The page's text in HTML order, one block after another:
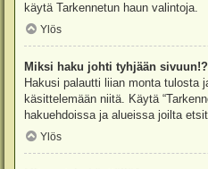
käytä Tarkennetun haun valintoja.
Ylös
Miksi haku johti tyhjään sivuun!?
Hakusi palautti liian monta tulosta
käsittelemään niitä. Käytä
hakuehdoissa ja alueissa joilta etsit.
Ylös